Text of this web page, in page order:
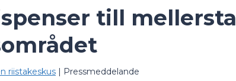
till mellersta
riistakeskus | Pressmeddelande